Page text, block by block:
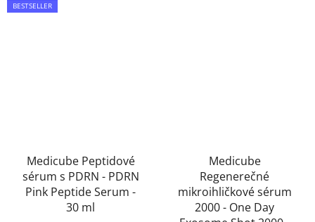
BESTSELLER
Medicube Peptidové
sérum s PDRN - PDRN
Pink Peptide Serum -
30 ml
Medicube
Regenerečné
mikroihličkové sérum
2000 - One Day